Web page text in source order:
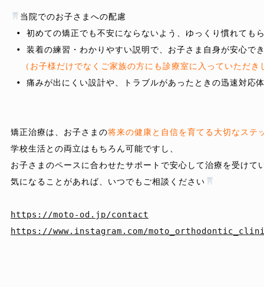
当院でのお子さまへの配慮
• 初めての矯正でも不安にならないよう、ゆっくり慣れても
• 装着の練習・わかりやすい説明で、お子さま自身が安心で
（お子様だけでなくご家族の方にも診療室に入っていただ
• 痛みが出にくい設計や、トラブルがあったときの迅速対応
矯正治療は、お子さまの将来の健康と自信を育てる大切なステ
学校生活との両立はもちろん可能ですし、
お子さまのペースに合わせたサポートで安心して治療を受けて
気になることがあれば、いつでもご相談ください
https://moto-od.jp/contact
https://www.instagram.com/